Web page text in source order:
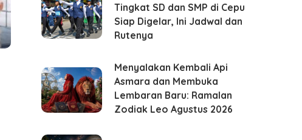
Tingkat SD dan SMP di Cepu
Siap Digelar, Ini Jadwal dan
Rutenya
Menyalakan Kembali Api
Asmara dan Membuka
Lembaran Baru: Ramalan
Zodiak Leo Agustus 2026